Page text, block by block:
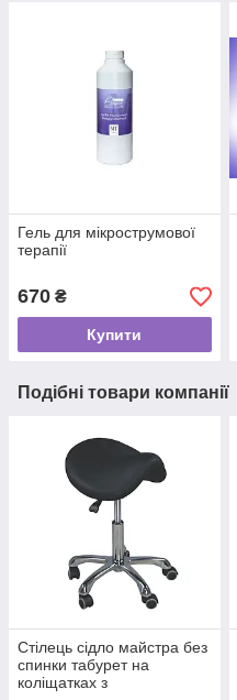
Гель для мікрострумової
терапії
670 ₴
Купити
Подібні товари компанії
Стілець сідло майстра без
спинки табурет на
коліщатках з